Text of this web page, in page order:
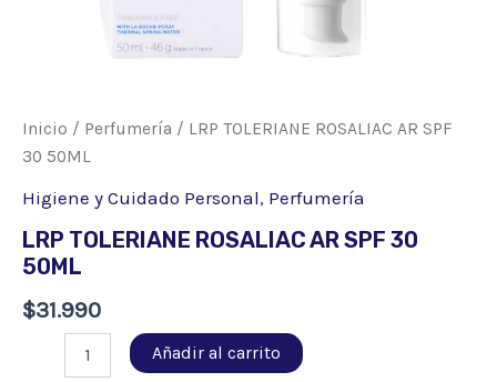
Inicio / Perfumería / LRP TOLERIANE ROSALIAC AR SPF
30 50ML
Higiene y Cuidado Personal, Perfumería
LRP TOLERIANE ROSALIAC AR SPF 30
50ML
$31.990
TOLERIANE
Añadir al carrito